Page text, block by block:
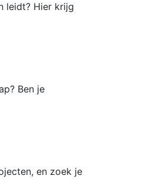
leidt? Hier krijg
Ben je
en zoek je